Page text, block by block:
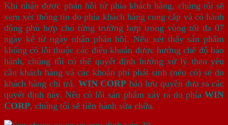
Khi nhận được phản hồi từ phía khách hàng, chúng tôi sẽ
xem xét thông tin do phía khách hàng cung cấp và có hành
động phù hợp cho từng trường hợp trong vòng tối đa 07
ngày kể từ ngày nhận phản hồi. Nếu xét thấy sản phẩm
không có lỗi thuộc các điều khoản được hưởng chế độ bảo
hành, chúng tôi có thể quyết định hướng xử lý theo yêu
cầu khách hàng và các khoản phí phát sinh (nếu có) sẽ do
khách hàng chi trả. WIN CORP bảo lưu quyền đưa ra các
quyết định này. Nếu có lỗi sản phẩm xảy ra do phía WIN
CORP, chúng tôi sẽ tiến hành sửa chữa.